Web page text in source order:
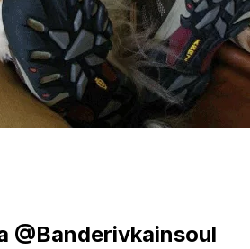
@Banderivkainsoul